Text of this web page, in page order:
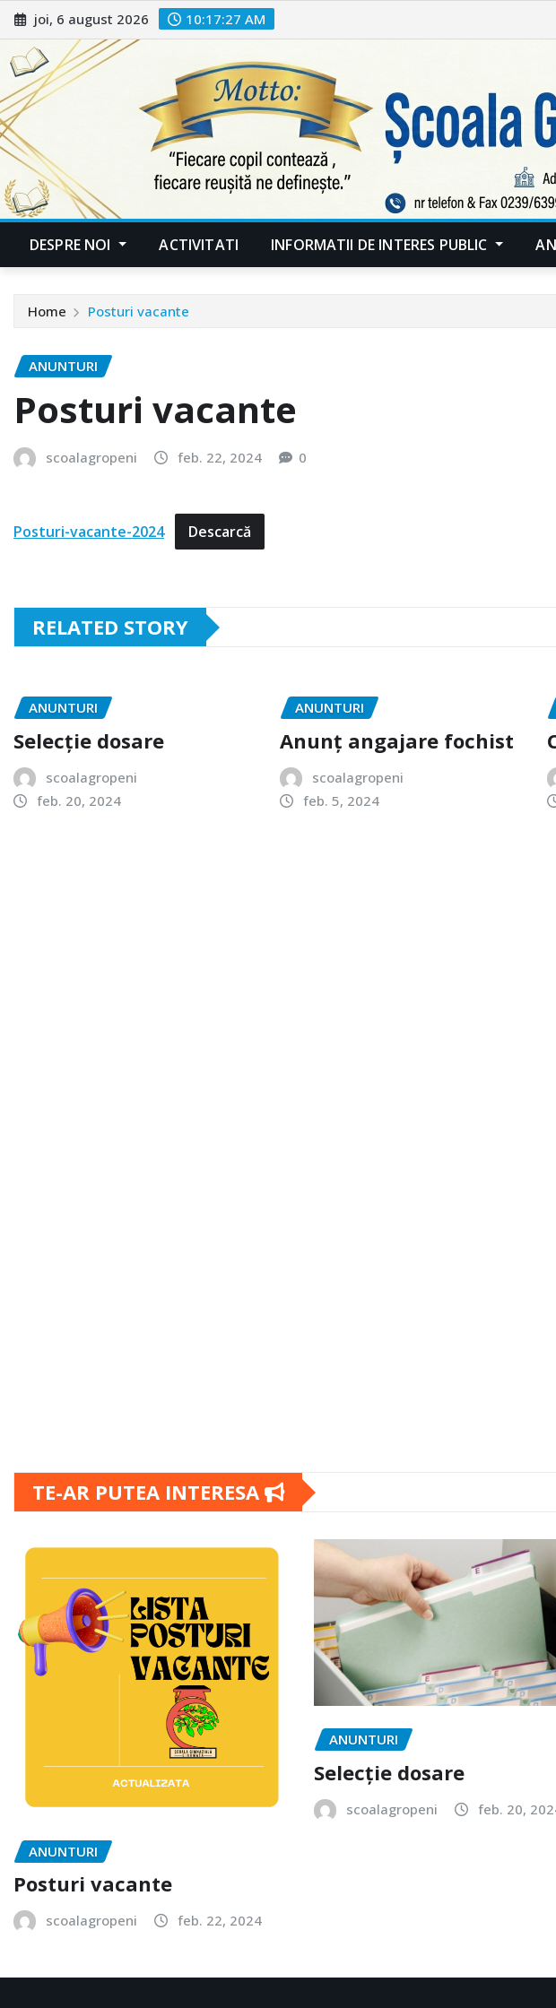
Skip
to
content
joi, 6 august 2026 10:17:28 AM
DESPRE NOI ACTIVITATI INFORMATII DE INTERES PUBLIC
Home Posturi vacante
ANUNTURI
Posturi vacante
scoalagropeni feb. 22, 2024 0
Posturi-vacante-2024 Descarcă
RELATED STORY
ANUNTURI
Selecție dosare
scoalagropeni
feb. 20, 2024
ANUNTURI
Anunț angajare fochist
scoalagropeni
feb. 5, 2024
TE-AR PUTEA INTERESA
ANUNTURI
Posturi vacante
scoalagropeni feb. 22, 2024
ANUNTURI
Selecție dosare
scoalagropeni feb. 20,